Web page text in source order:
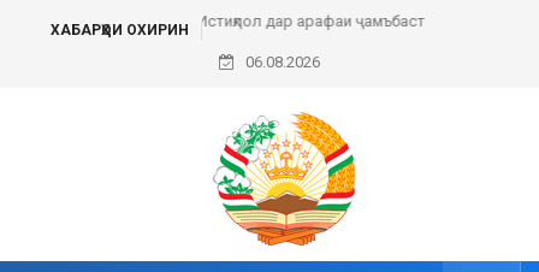
ХАБАРҲОИ ОХИРИН Набзи ғазали имрӯз
06.08.2026